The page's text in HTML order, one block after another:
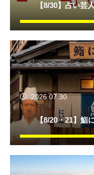
【8/30】占い芸
2026.07.30
【8/20・21】鮨